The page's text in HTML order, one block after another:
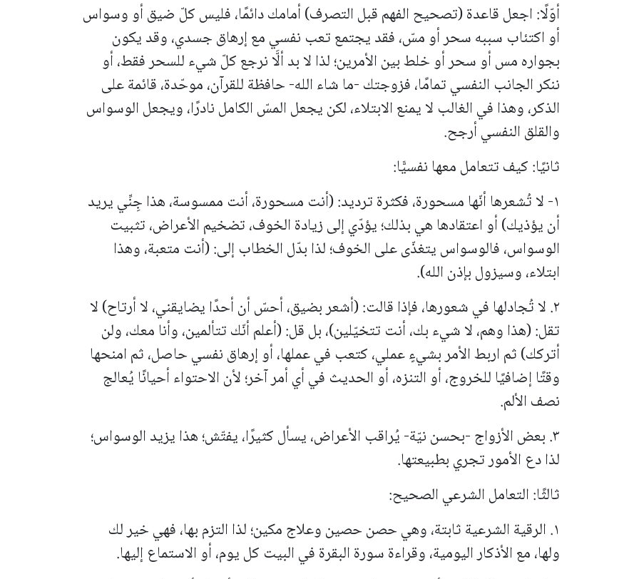
أوّلًا: اجعل قاعدة (تصحيح الفهم قبل التصرف) أمامك دائمًا، فليس كلّ ضيق أو وسواس
أو اكتئاب سببه سحر أو مسّ، فقد يجتمع تعب نفسي مع إرهاق جسدي، وقد يكون
بجواره مس أو سحر أو خلط بين الأمرين؛ لذا لا بد ألَّا نرجع كلّ شيء للسحر فقط، أو
ننكر الجانب النفسي تمامًا، فزوجتك -ما شاء الله- حافظة للقرآن، موحّدة، قائمة على
الذكر، وهذا في الغالب لا يمنع الابتلاء، لكن يجعل المسّ الكامل نادرًا، ويجعل الوسواس
والقلق النفسي أرجح.
ثانيًا: كيف تتعامل معها نفسيًّا:
١- لا تُشعرها أنّها مسحورة، فكثرة ترديد: (أنت مسحورة، أنت ممسوسة، هذا جِنِّي يريد
أن يؤذيك) أو اعتقادها هي بذلك؛ يؤدّي إلى زيادة الخوف، تضخيم الأعراض، تثبيت
الوسواس، فالوسواس يتغذّى على الخوف؛ لذا بدّل الخطاب إلى: (أنت متعبة، وهذا
ابتلاء، وسيزول بإذن الله).
٢. لا تُجادلها في شعورها، فإذا قالت: (أشعر بضيق، أحسّ أن أحدًا يضايقني، لا أرتاح) لا
تقل: (هذا وهم، لا شيء بك، أنت تتخيّلين)، بل قل: (أعلم أنّك تتألمين، وأنا معك، ولن
أتركك) ثم اربط الأمر بشيءٍ عملي، كتعب في عملها، أو إرهاق نفسي حاصل، ثم امنحها
وقتًا إضافيًا للخروج، أو التنزه، أو الحديث في أي أمر آخر؛ لأن الاحتواء أحيانًا يُعالج
نصف الألم.
٣. بعض الأزواج -بحسن نيّة- يُراقب الأعراض، يسأل كثيرًا، يفتّش؛ هذا يزيد الوسواس؛
لذا دع الأمور تجري بطبيعتها.
ثالثًا: التعامل الشرعي الصحيح:
١. الرقية الشرعية ثابتة، وهي حصن حصين وعلاج مكين؛ لذا التزم بها، فهي خير لك
ولها، مع الأذكار اليومية، وقراءة سورة البقرة في البيت كل يوم، أو الاستماع إليها.